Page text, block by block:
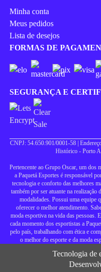
Minha conta
Meus pedidos
Lista de desejos
FORMAS DE
SEGURANÇA E
CNPJ: 54.650.901/0001-58 |
Histórico - Porto
Pertencente ao Grupo Oscar, um dos
a Paquetá Esportes é responsável
tecnologia e conforto das melhores
também por ser atuante na realização
modalidades. Possui uma equipe
oferecer o melhor atendimento.
moda esportiva na vida das pessoas.
cada momento dos esportistas a
pelo país, trabalhando com ética e
o melhor do esporte e da moda
Tecnologia de